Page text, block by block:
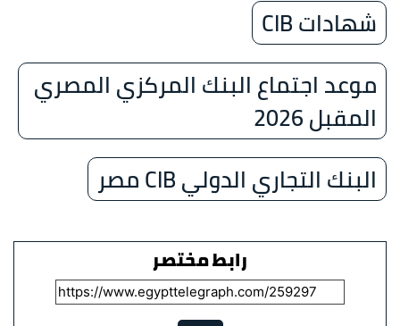
شهادات CIB
موعد اجتماع البنك المركزي المصري
المقبل 2026
البنك التجاري الدولي CIB مصر
رابط مختصر